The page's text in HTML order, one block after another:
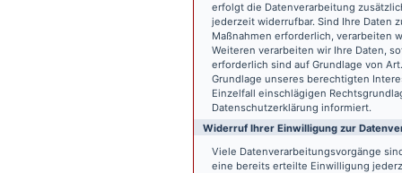
erfolgt die Datenverarbeitung
jederzeit widerrufbar. Sind Ihre Daten
Maßnahmen erforderlich, verarbeiten
Weiteren verarbeiten wir Ihre Daten,
erforderlich sind auf Grundlage von
Grundlage unseres berechtigten
Einzelfall einschlägigen
Datenschutzerklärung informiert.
Widerruf Ihrer Einwilligung zur
Viele Datenverarbeitungsvorgänge
eine bereits erteilte Einwilligung